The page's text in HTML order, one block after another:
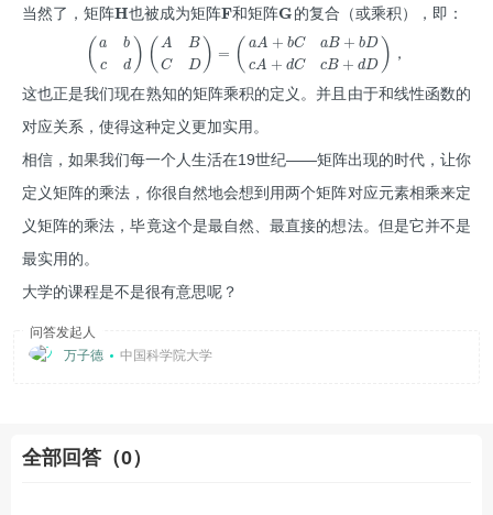
当然了，矩阵H也被成为矩阵F和矩阵G的复合（或乘积），即：
(a
c
b
d) (A
C
B
D) = ( aA + bC
cA + dC
aB + bD
cB + dD) ，
这也正是我们现在熟知的矩阵乘积的定义。并且由于和线性函数的
对应关系，使得这种定义更加实用。
相信，如果我们每一个人生活在19世纪——矩阵出现的时代，让你
定义矩阵的乘法，你很自然地会想到用两个矩阵对应元素相乘来定
义矩阵的乘法，毕竟这个是最自然、最直接的想法。但是它并不是
最实用的。
大学的课程是不是很有意思呢？
问答发起人
万子德
中国科学院大学
全部回答（0）